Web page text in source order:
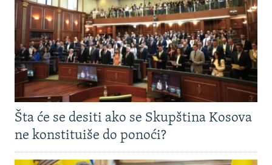
Šta će se desiti ako se Skupština Kosova
ne konstituiše do ponoći?